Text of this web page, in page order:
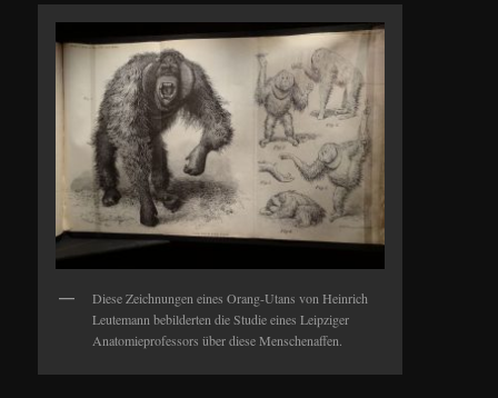
Diese Zeichnungen eines Orang-Utans von Heinrich
Leutemann bebilderten die Studie eines Leipziger
Anatomieprofessors über diese Menschenaffen.